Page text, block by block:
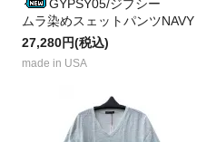
GYPSY05/ジプシー
ムラ染めスェットパンツNAVY
27,280円(税込)
made in USA